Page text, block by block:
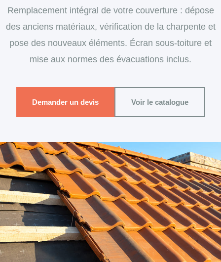
Remplacement intégral de votre couverture : dépose
des anciens matériaux, vérification de la charpente et
pose des nouveaux éléments. Écran sous-toiture et
mise aux normes des évacuations inclus.
Demander un devis Voir le catalogue